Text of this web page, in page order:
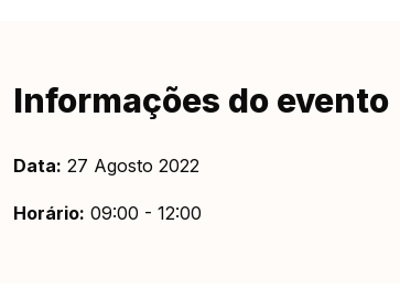
Informações do evento
Data: 27 Agosto 2022
Horário: 09:00 - 12:00